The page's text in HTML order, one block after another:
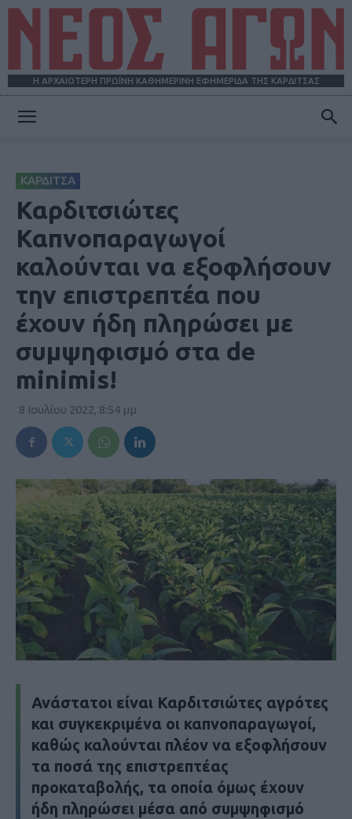
Η ΑΡΧΑΙΟΤΕΡΗ ΠΡΩΪΝΗ ΚΑΘΗΜΕΡΙΝΗ ΕΦΗΜΕΡΙΔΑ ΤΗΣ ΚΑΡΔΙΤΣΑΣ
ΚΑΡΔΙΤΣΑ
Καρδιτσιώτες
Καπνοπαραγωγοί
καλούνται να εξοφλήσουν
την επιστρεπτέα που
έχουν ήδη πληρώσει με
συμψηφισμό στα de
minimis!
8 Ιουλίου 2022, 8:54 μμ
Ανάστατοι είναι Καρδιτσιώτες αγρότες
και συγκεκριμένα οι καπνοπαραγωγοί,
καθώς καλούνται πλέον να εξοφλήσουν
τα ποσά της επιστρεπτέας
προκαταβολής, τα οποία όμως έχουν
ήδη πληρώσει μέσα από συμψηφισμό